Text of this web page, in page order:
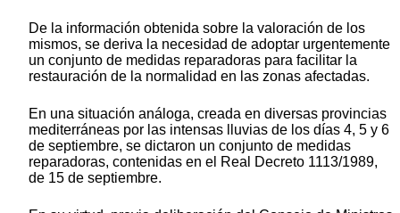
De la información obtenida sobre la valoración de los
mismos, se deriva la necesidad de adoptar urgentemente
un conjunto de medidas reparadoras para facilitar la
restauración de la normalidad en las zonas afectadas.
En una situación análoga, creada en diversas provincias
mediterráneas por las intensas lluvias de los días 4, 5 y 6
de septiembre, se dictaron un conjunto de medidas
reparadoras, contenidas en el Real Decreto 1113/1989,
de 15 de septiembre.